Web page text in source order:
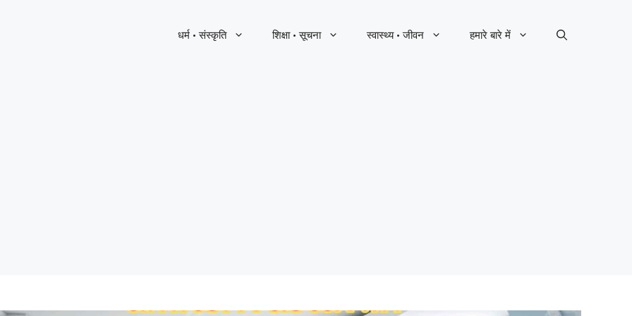
धर्म · संस्कृति शिक्षा · सूचना स्वास्थ्य · जीवन हमारे बारे में